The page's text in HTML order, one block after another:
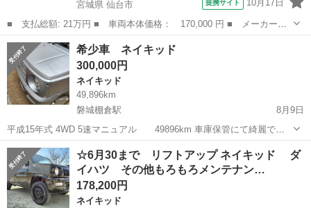
宮城県 仙台市
提携サイト 10月17日
■ 支払総額: 21万円 ■ 車両本体価格： 170,000 円 ■ メーカー
名： ダイハツ ■ 車種名： ネイキッド ■ グレード名： Ｇパッ
ケージ 走行５６２００Ｋｍ・車検を２年お付けして諸費用込みのお
支払総額です。そ...
宮城 仙台市 ネイキッド
希少車 ネイキッド
300,000円
ネイキッド
49,896km
磐城棚倉駅
8月9日
平成15年式 4WD 5速マニュアル 49896km 車庫保管にて綺麗で
す！一見の価値あり キャンプ流行なんで、ベース車として最高だとお
もいます 個人出品なんで、現車確認を必ずお願いします！
福島 東白川郡 磐城棚倉駅 ネイキッド 希少
☆6月30まで リフトアップ ネイキッド ダ
イハツ その他もろもろメンテナン…
178,200円
ネイキッド